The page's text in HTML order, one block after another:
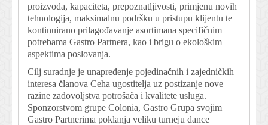
proizvoda, kapaciteta, prepoznatljivosti, primjenu novih
tehnologija, maksimalnu podršku u pristupu klijentu te
kontinuirano prilagođavanje asortimana specifičnim
potrebama Gastro Partnera, kao i brigu o ekološkim
aspektima poslovanja.
Cilj suradnje je unapređenje pojedinačnih i zajedničkih
interesa članova Ceha ugostitelja uz postizanje nove
razine zadovoljstva potrošača i kvalitete usluga.
Sponzorstvom grupe Colonia, Gastro Grupa svojim
Gastro Partnerima poklanja veliku turneju dance